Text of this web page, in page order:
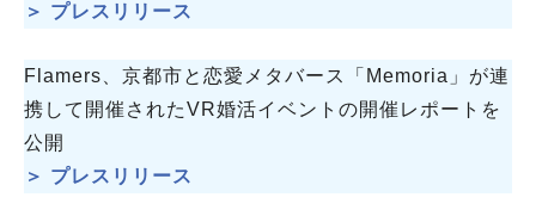
＞ プレスリリース
Flamers、京都市と恋愛メタバース「Memoria」が連
携して開催されたVR婚活イベントの開催レポートを
公開
＞ プレスリリース